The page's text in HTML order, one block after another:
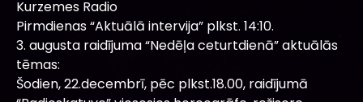
Kurzemes Radio
Pirmdienas “Aktuālā intervija” plkst. 14:10.
3. augusta raidījuma “Nedēļa ceturtdienā” aktuālās
tēmas:
Šodien, 22.decembrī, pēc plkst.18.00, raidījumā